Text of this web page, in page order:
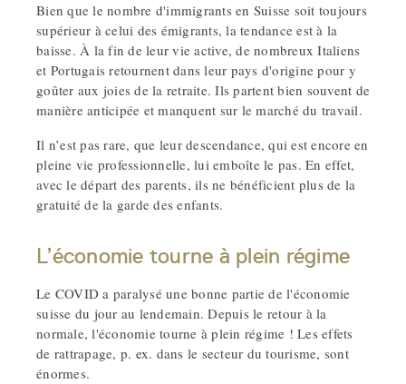
Bien que le nombre d'immigrants en Suisse soit toujours
supérieur à celui des émigrants, la tendance est à la
baisse. À la fin de leur vie active, de nombreux Italiens
et Portugais retournent dans leur pays d'origine pour y
goûter aux joies de la retraite. Ils partent bien souvent de
manière anticipée et manquent sur le marché du travail.
Il n’est pas rare, que leur descendance, qui est encore en
pleine vie professionnelle, lui emboîte le pas. En effet,
avec le départ des parents, ils ne bénéficient plus de la
gratuité de la garde des enfants.
L’économie tourne à plein régime
Le COVID a paralysé une bonne partie de l'économie
suisse du jour au lendemain. Depuis le retour à la
normale, l'économie tourne à plein régime ! Les effets
de rattrapage, p. ex. dans le secteur du tourisme, sont
énormes.